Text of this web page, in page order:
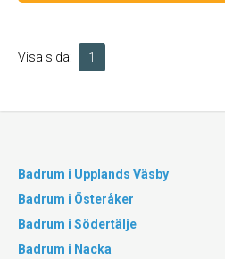
Visa sida: 1
Badrum i Upplands Väsby
Badrum i Österåker
Badrum i Södertälje
Badrum i Nacka